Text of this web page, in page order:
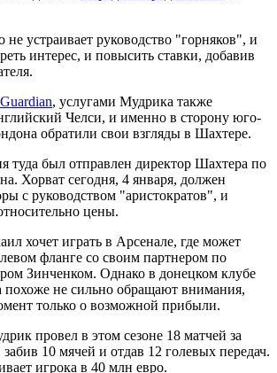
устраивает руководство "горняков", и
интерес, и повысить ставки, добавив
, услугами Мудрика также
Челси, и именно в сторону юго-
обратили свои взгляды в Шахтере.
туда был отправлен директор Шахтера по
Хорват сегодня, 4 января, должен
с руководством "аристократов", и
цены.
хочет играть в Арсенале, где может
фланге со своим партнером по
Зинченком. Однако в донецком клубе
похоже не сильно обращают внимания,
только о возможной прибыли.
провел в этом сезоне 18 матчей за
10 мячей и отдав 12 голевых передач.
игрока в 40 млн евро.